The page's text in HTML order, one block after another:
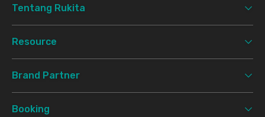
Tentang Rukita
Resource
Brand Partner
Booking